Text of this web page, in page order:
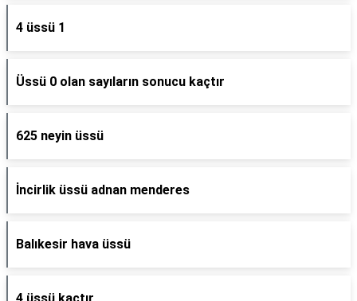
4 üssü 1
Üssü 0 olan sayıların sonucu kaçtır
625 neyin üssü
İncirlik üssü adnan menderes
Balıkesir hava üssü